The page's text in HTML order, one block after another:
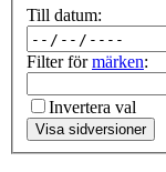
Till datum:
Filter förmärken:
Invertera val
Visa sidversioner